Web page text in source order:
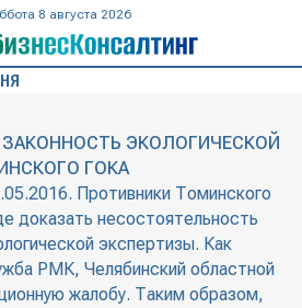
8 августа 2026
ЭКОЛОГИЧЕСКОЙ
ГОКА
Противники Томинского
доказать несостоятельность
экспертизы. Как
РМК, Челябинский областной
жалобу. Таким образом,